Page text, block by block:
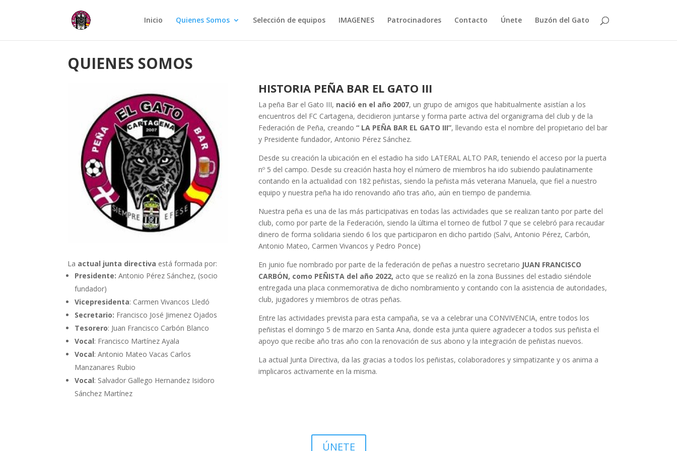
Inicio Quienes Somos Selección de equipos IMAGENES Patrocinadores Contacto Únete Buzón del Gato
QUIENES SOMOS
La actual junta directiva está formada por:
Presidente:Antonio Pérez Sánchez, (socio
fundador)
Vicepresidenta: Carmen Vivancos Lledó
Secretario: Francisco José Jimenez Ojados
Tesorero: Juan Francisco Carbón Blanco
Vocal: Francisco Martínez Ayala
Vocal: Antonio Mateo Vacas Carlos
Manzanares Rubio
Vocal: Salvador Gallego Hernandez Isidoro
Sánchez Martínez
HISTORIA PEÑA BAR EL GATO III
La peña Bar el Gato III, nació en el año 2007, un grupo de amigos que habitualmente asistían a los
encuentros del FC Cartagena, decidieron juntarse y forma parte activa del organigrama del club y de la
Federación de Peña, creando “ LA PEÑA BAR EL GATO III”, llevando esta el nombre del propietario del bar
y Presidente fundador, Antonio Pérez Sánchez.
Desde su creación la ubicación en el estadio ha sido LATERAL ALTO PAR, teniendo el acceso por la puerta
nº 5 del campo. Desde su creación hasta hoy el número de miembros ha ido subiendo paulatinamente
contando en la actualidad con 182 peñistas, siendo la peñista más veterana Manuela, que fiel a nuestro
equipo y nuestra peña ha ido renovando año tras año, aún en tiempo de pandemia.
Nuestra peña es una de las más participativas en todas las actividades que se realizan tanto por parte del
club, como por parte de la Federación, siendo la última el torneo de futbol 7 que se celebró para recaudar
dinero de forma solidaria siendo 6 los que participaron en dicho partido (Salvi, Antonio Pérez, Carbón,
Antonio Mateo, Carmen Vivancos y Pedro Ponce)
En junio fue nombrado por parte de la federación de peñas a nuestro secretario JUAN FRANCISCO
CARBÓN, como PEÑISTA del año 2022, acto que se realizó en la zona Bussines del estadio siéndole
entregada una placa conmemorativa de dicho nombramiento y contando con la asistencia de autoridades,
club, jugadores y miembros de otras peñas.
Entre las actividades prevista para esta campaña, se va a celebrar una CONVIVENCIA, entre todos los
peñistas el domingo 5 de marzo en Santa Ana, donde esta junta quiere agradecer a todos sus peñista el
apoyo que recibe año tras año con la renovación de sus abono y la integración de peñistas nuevos.
La actual Junta Directiva, da las gracias a todos los peñistas, colaboradores y simpatizante y os anima a
implicaros activamente en la misma.
ÚNETE